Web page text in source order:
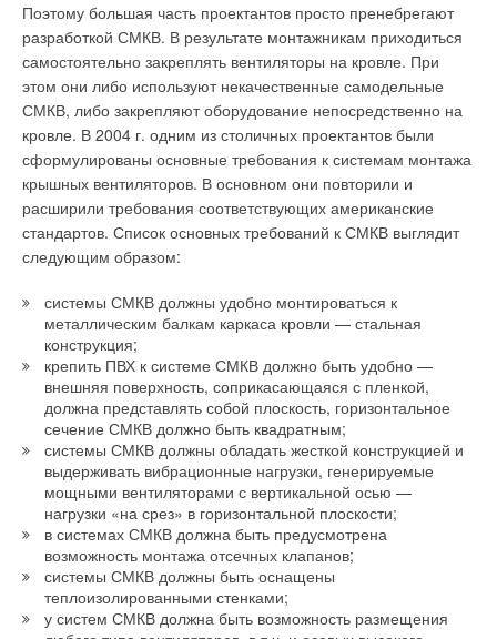
Поэтому большая часть проектантов просто пренебрегают
разработкой СМКВ. В результате монтажникам приходиться
самостоятельно закреплять вентиляторы на кровле. При
этом они либо используют некачественные самодельные
СМКВ, либо закрепляют оборудование непосредственно на
кровле. В 2004 г. одним из столичных проектантов были
сформулированы основные требования к системам монтажа
крышных вентиляторов. В основном они повторили и
расширили требования соответствующих американские
стандартов. Список основных требований к СМКВ выглядит
следующим образом:
системы СМКВ должны удобно монтироваться к
металлическим балкам каркаса кровли — стальная
конструкция;
крепить ПВХ к системе СМКВ должно быть удобно —
внешняя поверхность, соприкасающаяся с пленкой,
должна представлять собой плоскость, горизонтальное
сечение СМКВ должно быть квадратным;
системы СМКВ должны обладать жесткой конструкцией и
выдерживать вибрационные нагрузки, генерируемые
мощными вентиляторами с вертикальной осью —
нагрузки «на срез» в горизонтальной плоскости;
в системах СМКВ должна быть предусмотрена
возможность монтажа отсечных клапанов;
системы СМКВ должны быть оснащены
теплоизолированными стенками;
у систем СМКВ должна быть возможность размещения